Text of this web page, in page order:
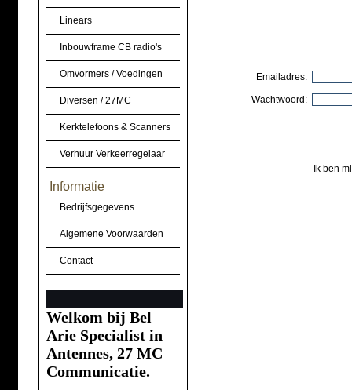
Linears
Inbouwframe CB radio's
Omvormers / Voedingen
Diversen / 27MC
Kerktelefoons & Scanners
Verhuur Verkeerregelaar
Informatie
Bedrijfsgegevens
Algemene Voorwaarden
Contact
Welkom bij Bel
Arie Specialist in
Antennes, 27 MC
Communicatie.
Emailadres:
Wachtwoord:
Ik ben